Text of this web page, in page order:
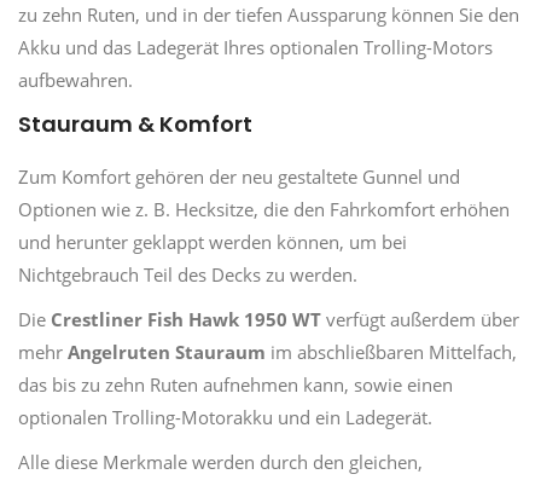
zu zehn Ruten, und in der tiefen Aussparung können Sie den
Akku und das Ladegerät Ihres optionalen Trolling-Motors
aufbewahren.
Stauraum & Komfort
Zum Komfort gehören der neu gestaltete Gunnel und
Optionen wie z. B. Hecksitze, die den Fahrkomfort erhöhen
und herunter geklappt werden können, um bei
Nichtgebrauch Teil des Decks zu werden.
Die Crestliner Fish Hawk 1950 WT verfügt außerdem über
mehr Angelruten Stauraum im abschließbaren Mittelfach,
das bis zu zehn Ruten aufnehmen kann, sowie einen
optionalen Trolling-Motorakku und ein Ladegerät.
Alle diese Merkmale werden durch den gleichen,